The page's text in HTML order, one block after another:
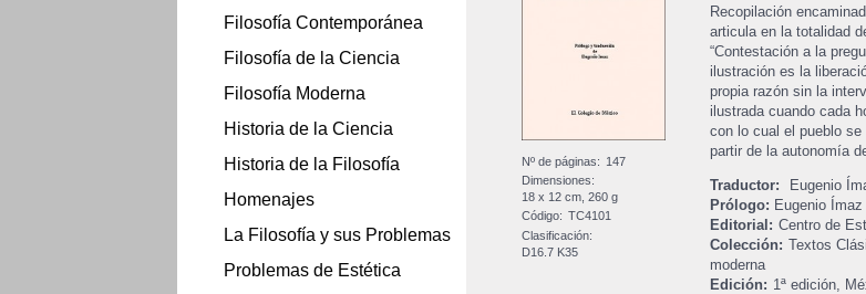
Nº de páginas: 147
Dimensiones:
18 x 12 cm, 260 g
Código: TC4101
Clasificación:
D16.7 K35
Recopilación
articula en la totalidad
“Contestación a la
ilustración es la
propia razón sin la
ilustrada cuando cada
con lo cual el pueblo
partir de la autonomía
Traductor:
Eugenio
Prólogo: Eugenio Ímaz
Editorial: Centro de
Colección: Textos
moderna
Edición: 1ª edición,
Filosofía Contemporánea
Filosofía de la Ciencia
Filosofía Moderna
Historia de la Ciencia
Historia de la Filosofía
Homenajes
La Filosofía y sus Problemas
Problemas de Estética